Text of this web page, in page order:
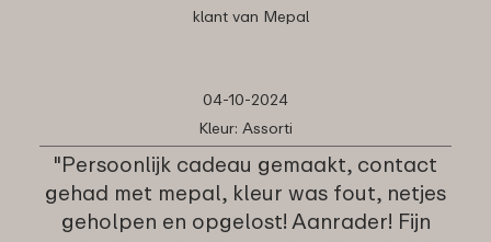
klant van Mepal
04-10-2024
Kleur: Assorti
"Persoonlijk cadeau gemaakt, contact
gehad met mepal, kleur was fout, netjes
geholpen en opgelost! Aanrader! Fijn